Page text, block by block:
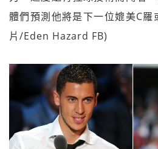
體們預測他將是下一位媲美C
片/Eden Hazard FB)